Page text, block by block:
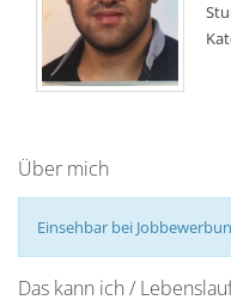
Über mich
Einsehbar bei
Das kann ich /